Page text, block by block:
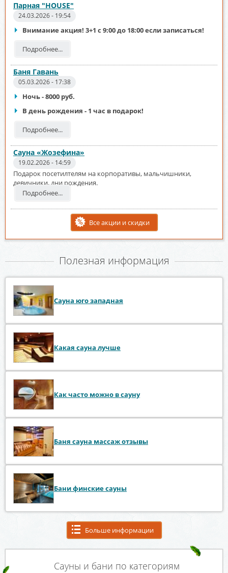
Парная "HOUSE"
24.03.2026 - 19:54
Внимание акция! 3+1 с 9:00 до 18:00 если записаться!
Подробнее...
Баня Гавань
05.03.2026 - 17:38
Ночь - 8000 руб.
В день рождения - 1 час в подарок!
Подробнее...
Сауна «Жозефина»
19.02.2026 - 14:59
Подарок посетилтелям на корпоративы, мальчишники,
девичники, дни рождения.
Подробнее...
Все акции и скидки
Полезная информация
Сауна юго западная
Какая сауна лучше
Как часто можно в сауну
Баня сауна массаж отзывы
Бани финские сауны
Больше информации
Сауны и бани по категориям